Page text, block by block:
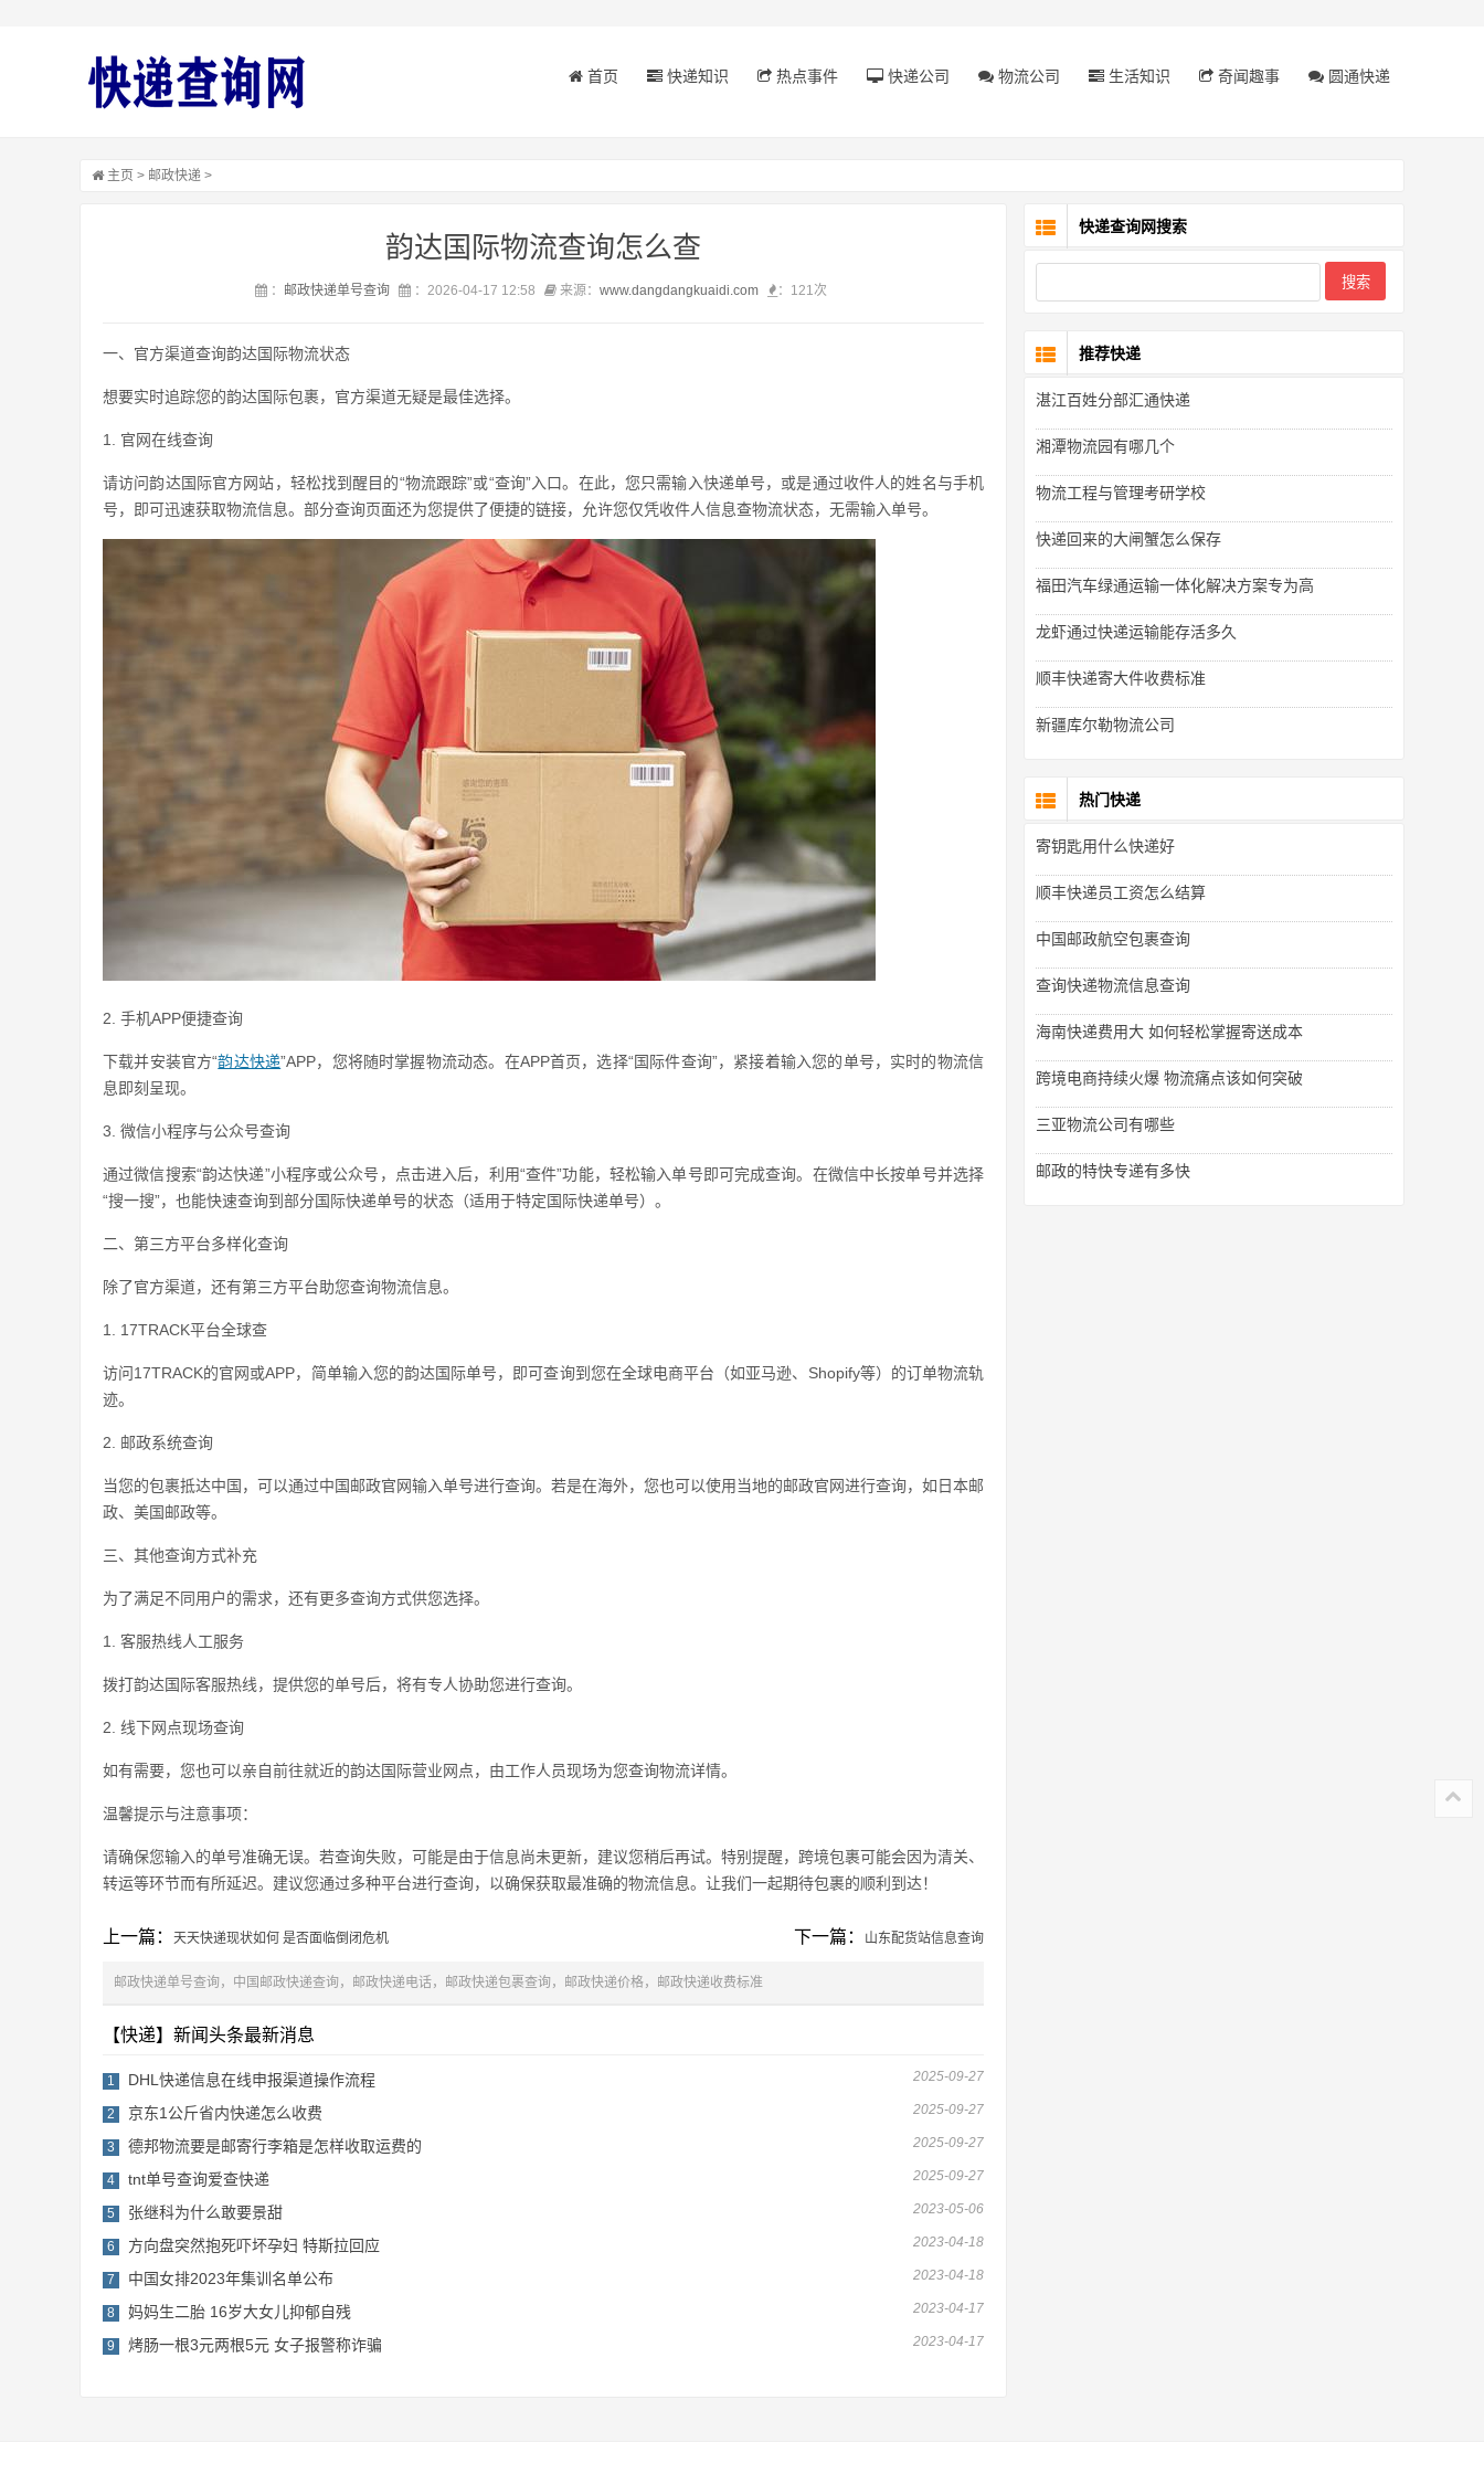
首页 快递知识 热点事件 快递公司 物流公司 生活知识 奇闻趣事 圆通快递
主页 > 邮政快递 >
韵达国际物流查询怎么查
： 邮政快递单号查询 ：2026-04-17 12:58 来源： www.dangdangkuaidi.com ： 121次
一、官方渠道查询韵达国际物流状态
想要实时追踪您的韵达国际包裹，官方渠道无疑是最佳选择。
1. 官网在线查询
请访问韵达国际官方网站，轻松找到醒目的“物流跟踪”或“查询”入口。在此，您只需输入快递单号，或是通过收件人的姓名与手机
号，即可迅速获取物流信息。部分查询页面还为您提供了便捷的链接，允许您仅凭收件人信息查物流状态，无需输入单号。
2. 手机APP便捷查询
下载并安装官方“韵达快递”APP，您将随时掌握物流动态。在APP首页，选择“国际件查询”，紧接着输入您的单号，实时的物流信
息即刻呈现。
3. 微信小程序与公众号查询
通过微信搜索“韵达快递”小程序或公众号，点击进入后，利用“查件”功能，轻松输入单号即可完成查询。在微信中长按单号并选择
“搜一搜”，也能快速查询到部分国际快递单号的状态（适用于特定国际快递单号）。
二、第三方平台多样化查询
除了官方渠道，还有第三方平台助您查询物流信息。
1. 17TRACK平台全球查
访问17TRACK的官网或APP，简单输入您的韵达国际单号，即可查询到您在全球电商平台（如亚马逊、Shopify等）的订单物流轨
迹。
2. 邮政系统查询
当您的包裹抵达中国，可以通过中国邮政官网输入单号进行查询。若是在海外，您也可以使用当地的邮政官网进行查询，如日本邮
政、美国邮政等。
三、其他查询方式补充
为了满足不同用户的需求，还有更多查询方式供您选择。
1. 客服热线人工服务
拨打韵达国际客服热线，提供您的单号后，将有专人协助您进行查询。
2. 线下网点现场查询
如有需要，您也可以亲自前往就近的韵达国际营业网点，由工作人员现场为您查询物流详情。
温馨提示与注意事项：
请确保您输入的单号准确无误。若查询失败，可能是由于信息尚未更新，建议您稍后再试。特别提醒，跨境包裹可能会因为清关、
转运等环节而有所延迟。建议您通过多种平台进行查询，以确保获取最准确的物流信息。让我们一起期待包裹的顺利到达！
上一篇： 天天快递现状如何 是否面临倒闭危机 下一篇： 山东配货站信息查询
邮政快递单号查询，中国邮政快递查询，邮政快递电话，邮政快递包裹查询，邮政快递价格，邮政快递收费标准
【快递】新闻头条最新消息
2025-09-27
1 DHL快递信息在线申报渠道操作流程
2025-09-27
2 京东1公斤省内快递怎么收费
2025-09-27
3 德邦物流要是邮寄行李箱是怎样收取运费的
2025-09-27
4 tnt单号查询爱查快递
2023-05-06
5 张继科为什么敢要景甜
2023-04-18
6 方向盘突然抱死吓坏孕妇 特斯拉回应
2023-04-18
7 中国女排2023年集训名单公布
2023-04-17
8 妈妈生二胎 16岁大女儿抑郁自残
2023-04-17
9 烤肠一根3元两根5元 女子报警称诈骗
快递查询网搜索
推荐快递
湛江百姓分部汇通快递
湘潭物流园有哪几个
物流工程与管理考研学校
快递回来的大闸蟹怎么保存
福田汽车绿通运输一体化解决方案专为高
龙虾通过快递运输能存活多久
顺丰快递寄大件收费标准
新疆库尔勒物流公司
热门快递
寄钥匙用什么快递好
顺丰快递员工资怎么结算
中国邮政航空包裹查询
查询快递物流信息查询
海南快递费用大 如何轻松掌握寄送成本
跨境电商持续火爆 物流痛点该如何突破
三亚物流公司有哪些
邮政的特快专递有多快